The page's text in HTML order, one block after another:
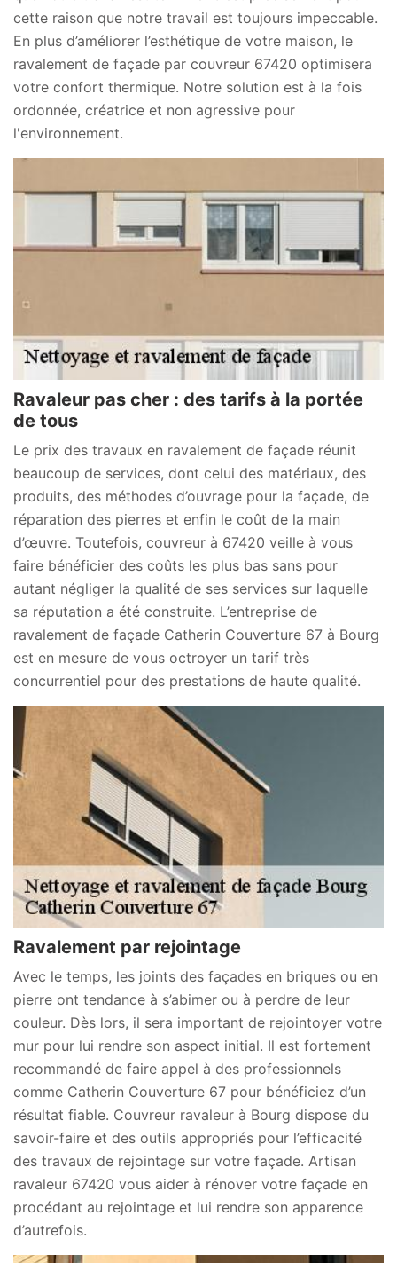
cette raison que notre travail est toujours impeccable.
En plus d’améliorer l’esthétique de votre maison, le
ravalement de façade par couvreur 67420 optimisera
votre confort thermique. Notre solution est à la fois
ordonnée, créatrice et non agressive pour
l'environnement.
Ravaleur pas cher : des tarifs à la portée
de tous
Le prix des travaux en ravalement de façade réunit
beaucoup de services, dont celui des matériaux, des
produits, des méthodes d’ouvrage pour la façade, de
réparation des pierres et enfin le coût de la main
d’œuvre. Toutefois, couvreur à 67420 veille à vous
faire bénéficier des coûts les plus bas sans pour
autant négliger la qualité de ses services sur laquelle
sa réputation a été construite. L’entreprise de
ravalement de façade Catherin Couverture 67 à Bourg
est en mesure de vous octroyer un tarif très
concurrentiel pour des prestations de haute qualité.
Ravalement par rejointage
Avec le temps, les joints des façades en briques ou en
pierre ont tendance à s’abimer ou à perdre de leur
couleur. Dès lors, il sera important de rejointoyer votre
mur pour lui rendre son aspect initial. Il est fortement
recommandé de faire appel à des professionnels
comme Catherin Couverture 67 pour bénéficiez d’un
résultat fiable. Couvreur ravaleur à Bourg dispose du
savoir-faire et des outils appropriés pour l’efficacité
des travaux de rejointage sur votre façade. Artisan
ravaleur 67420 vous aider à rénover votre façade en
procédant au rejointage et lui rendre son apparence
d’autrefois.